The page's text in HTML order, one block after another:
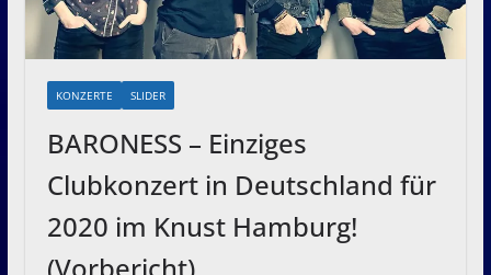
KONZERTE SLIDER
BARONESS – Einziges
Clubkonzert in Deutschland für
2020 im Knust Hamburg!
(Vorbericht)